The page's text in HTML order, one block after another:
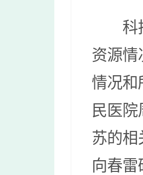
科技
资源情
情况和
民医
苏的相
向春